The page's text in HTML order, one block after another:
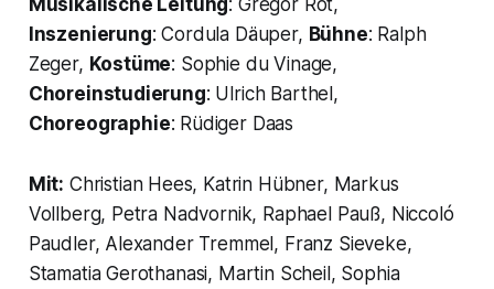
Musikalische Leitung: Gregor Rot,
Inszenierung: Cordula Däuper, Bühne: Ralph
Zeger, Kostüme: Sophie du Vinage,
Choreinstudierung: Ulrich Barthel,
Choreographie: Rüdiger Daas
Mit: Christian Hees, Katrin Hübner, Markus
Vollberg, Petra Nadvornik, Raphael Pauß, Niccoló
Paudler, Alexander Tremmel, Franz Sieveke,
Stamatia Gerothanasi, Martin Scheil, Sophia